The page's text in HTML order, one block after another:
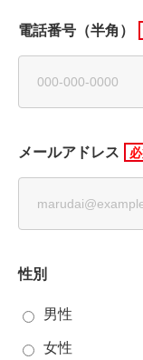
電話番号（半角）
メールアドレス
性別
男性
女性